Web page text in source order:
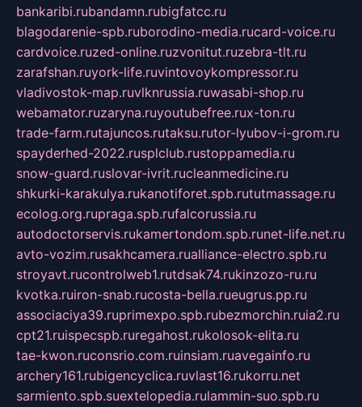
bankaribi.rubandamn.rubigfatcc.ru
blagodarenie-spb.ruborodino-media.rucard-voice.ru
cardvoice.ruzed-online.ruzvonitut.ruzebra-tlt.ru
zarafshan.ruyork-life.ruvintovoykompressor.ru
vladivostok-map.ruvlknrussia.ruwasabi-shop.ru
webamator.ruzaryna.ruyoutubefree.rux-ton.ru
trade-farm.rutajuncos.rutaksu.rutor-lyubov-i-grom.ru
spayderhed-2022.rusplclub.rustoppamedia.ru
snow-guard.ruslovar-ivrit.rucleanmedicine.ru
shkurki-karakulya.rukanotiforet.spb.rututmassage.ru
ecolog.org.rupraga.spb.rufalcorussia.ru
autodoctorservis.rukamertondom.spb.runet-life.net.ru
avto-vozim.rusakhcamera.rualliance-electro.spb.ru
stroyavt.rucontrolweb1.rutdsak74.rukinzozo-ru.ru
kvotka.ruiron-snab.rucosta-bella.rueugrus.pp.ru
associaciya39.ruprimexpo.spb.rubezmorchin.ruia2.ru
cpt21.ruispecspb.ruregahost.rukolosok-elita.ru
tae-kwon.ruconsrio.com.ruinsiam.ruavegainfo.ru
archery161.rubigencyclica.ruvlast16.rukorru.net
sarmiento.spb.suextelopedia.rulammin-suo.spb.ru